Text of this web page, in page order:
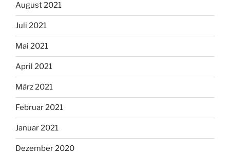
August 2021
Juli 2021
Mai 2021
April 2021
März 2021
Februar 2021
Januar 2021
Dezember 2020